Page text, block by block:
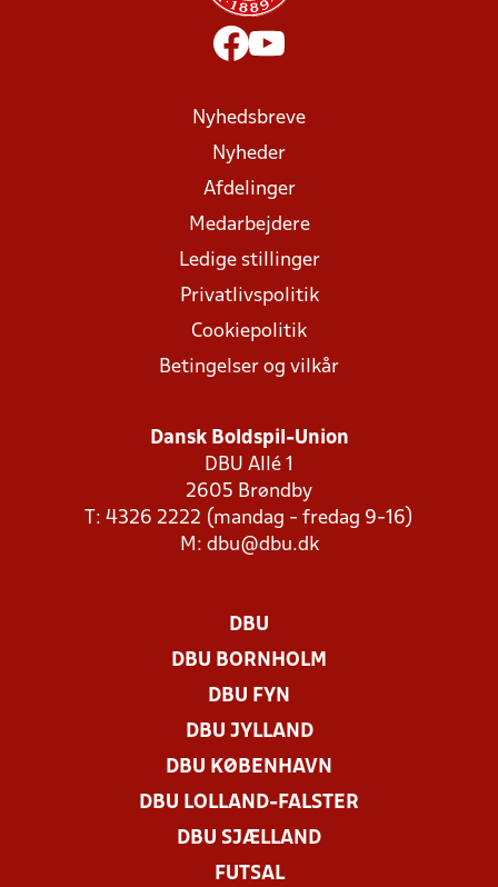
Nyhedsbreve
Nyheder
Afdelinger
Medarbejdere
Ledige stillinger
Privatlivspolitik
Cookiepolitik
Betingelser og vilkår
Dansk Boldspil-Union
DBU Allé 1
2605 Brøndby
T: 4326 2222 (mandag - fredag 9-16)
M: dbu@dbu.dk
DBU
DBU BORNHOLM
DBU FYN
DBU JYLLAND
DBU KØBENHAVN
DBU LOLLAND-FALSTER
DBU SJÆLLAND
FUTSAL